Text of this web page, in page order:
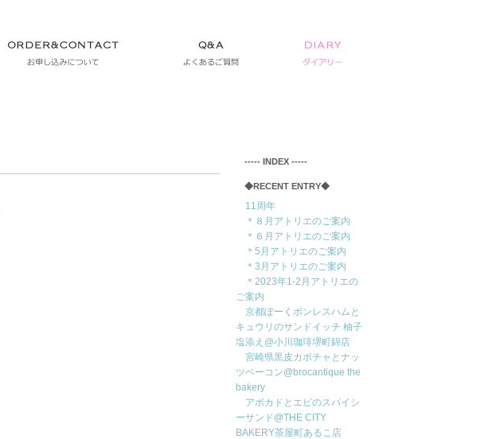
‐‐‐‐‐ INDEX ‐‐‐‐‐
◆RECENT ENTRY◆
11周年
＊８月アトリエのご案内
＊６月アトリエのご案内
＊5月アトリエのご案内
＊3月アトリエのご案内
＊2023年1-2月アトリエの
ご案内
京都ぽーくボンレスハムと
キュウリのサンドイッチ 柚子
塩添え@小川珈琲堺町錦店
宮崎県黒皮カボチャとナッ
ツベーコン@brocantique the
bakery
アボカドとエビのスパイシ
ーサンド@THE CITY
BAKERY茶屋町あるこ店